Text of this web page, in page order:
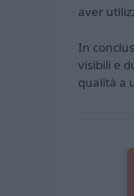
aver
In
visibili e
qualità a